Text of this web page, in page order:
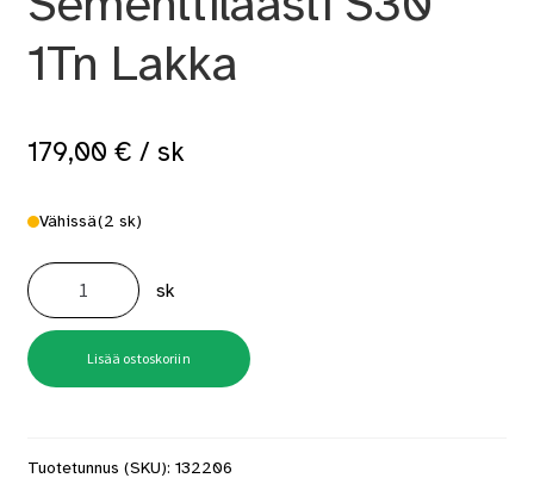
1Tn Lakka
179,00 € / sk
Vähissä(2 sk)
Sementtilaasti
S30
1Tn
Lakka
määrä
sk
Lisää ostoskoriin
Tuotetunnus (SKU): 132206